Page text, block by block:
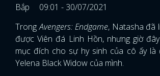
Bắp
09:01 - 30/07/2021
TrongAvengers: Endgame, Natasha đã
được Viên đá Linh Hồn, nhưng giờ
mục đích cho sự hy sinh của cô ấy là
Yelena Black Widow của mình.